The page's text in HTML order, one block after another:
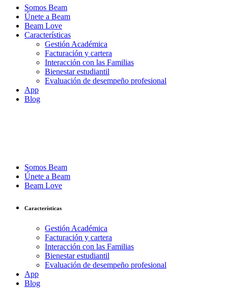
Somos Beam
Únete a Beam
Beam Love
Características
Gestión Académica
Facturación y cartera
Interacción con las Familias
Bienestar estudiantil
Evaluación de desempeño profesional
App
Blog
Somos Beam
Únete a Beam
Beam Love
Características
Gestión Académica
Facturación y cartera
Interacción con las Familias
Bienestar estudiantil
Evaluación de desempeño profesional
App
Blog